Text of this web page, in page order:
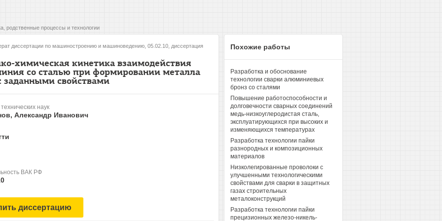
родственные процессы и технологии
диссертации по машиностроению и машиноведению, 05.02.10, диссертация
химическая кинетика взаимодействия
со сталью при формировании металла
заданными свойствами
наук
Александр Иванович
ВАК РФ
диссертацию
Похожие работы
Разработка и обоснование
технологии сварки алюминиевых
бронз со сталями
Повышение работоспособности и
долговечности сварных соединений
медь-низкоуглеродистая сталь,
эксплуатирующихся при высоких и
изменяющихся температурах
Разработка технологии пайки
разнородных и композиционных
материалов
Низколегированные проволоки с
улучшенными технологическими
свойствами для сварки в защитных
газах строительных
металоконструкций
Разработка технологии пайки
прецизионных железо-никель-